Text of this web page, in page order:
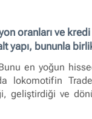
oranları ve kredi
yapı, bununla
en yoğun
lokomotifin
geliştirdiği ve